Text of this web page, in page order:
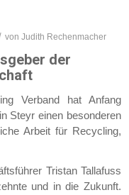
von Judith Rechenmacher
der
Verband hat Anfang
Steyr einen besonderen
Arbeit für Recycling,
Tristan Tallafuss
und in die Zukunft.